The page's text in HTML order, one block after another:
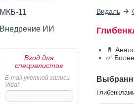
МКБ-11
Внедрение ИИ
Вход для
специалистов
E-mail учетной записи
Vidal:
Видаль
💊
✅